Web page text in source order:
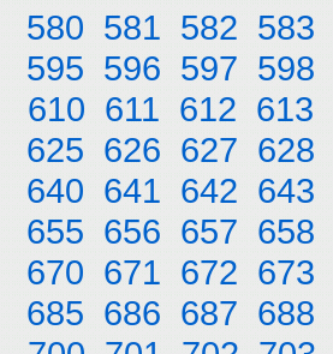
580 581 582 583
595 596 597 598
610 611 612 613
625 626 627 628
640 641 642 643
655 656 657 658
670 671 672 673
685 686 687 688